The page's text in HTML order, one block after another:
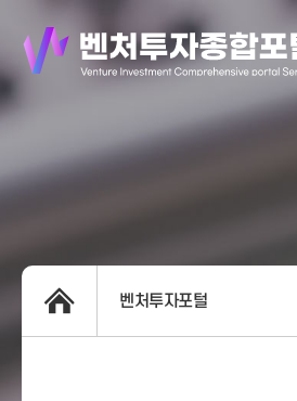
벤처투자포털